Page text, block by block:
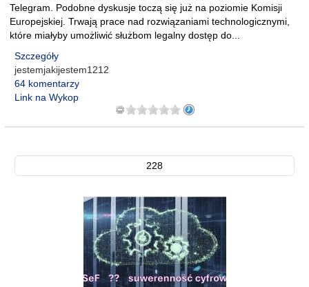
Telegram. Podobne dyskusje toczą się już na poziomie Komisji
Europejskiej. Trwają prace nad rozwiązaniami technologicznymi,
które miałyby umożliwić służbom legalny dostęp do...
Szczegóły
jestemjakijestem1212
64 komentarzy
Link na Wykop
228